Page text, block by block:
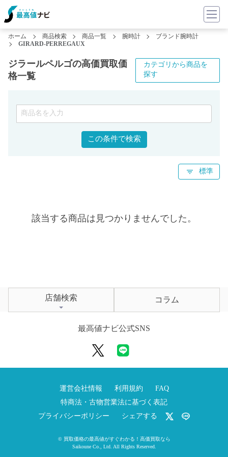
ホーム 商品検索 商品一覧 腕時計
ブランド腕時計
GIRARD-PERREGAUX
ジラールペルゴの高価買取価
格一覧
カテゴリから商品を
探す
この条件で検索
標準
該当する商品は見つかりませんでした。
店舗検索 コラム
最高値ナビ公式SNS
運営会社情報 利用規約
FAQ
特商法・古物営業法に基づく表記
プライバシーポリシー
シェアする
© 買取価格の最高値がすぐわかる！高価買取なら
Saikoune Co., Ltd. All Rights Reserved.